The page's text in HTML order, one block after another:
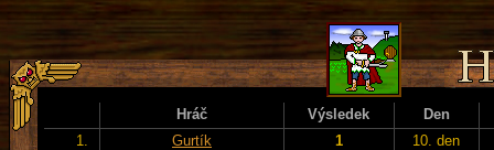
Hráč Výsledek
Den
1.
Gurtík 1 10. den